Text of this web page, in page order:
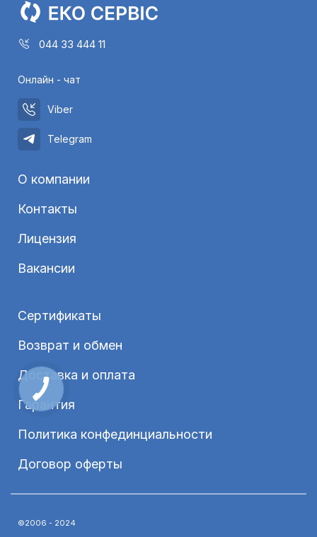
044 33 444 11
Онлайн - чат
Viber
Telegram
О компании
Контакты
Лицензия
Вакансии
Сертификаты
Возврат и обмен
Доставка и оплата
Гарантия
Политика конфединциальности
Договор оферты
©2006 - 2024